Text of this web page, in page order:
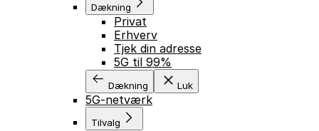
Dækning
Privat
Erhverv
Tjek din adresse
5G til 99%
Dækning Luk
5G-netværk
Tilvalg